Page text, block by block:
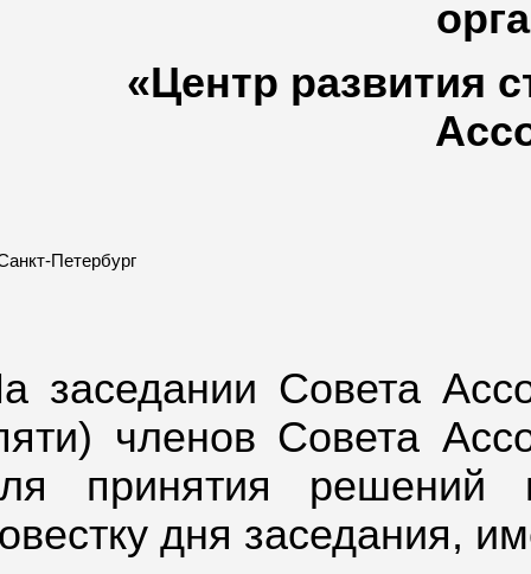
«Центр развития
Петербург
заседании Совета
членов Совета
принятия решений
дня заседания,